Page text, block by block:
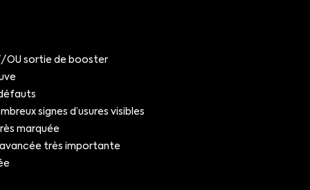
OU sortie de booster
signes d’usures visibles
marquée
très importante